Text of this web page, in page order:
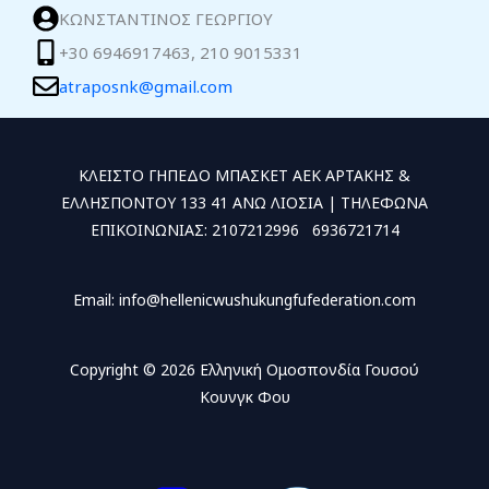
ΚΩΝΣΤΑΝΤΙΝΟΣ ΓΕΩΡΓΙΟΥ
+30 6946917463, 210 9015331
atraposnk@gmail.com
ΚΛΕΙΣΤΟ ΓΗΠΕΔΟ ΜΠΑΣΚΕΤ ΑΕΚ ΑΡΤΑΚΗΣ &
ΕΛΛΗΣΠΟΝΤΟΥ 133 41 ΑΝΩ ΛΙΟΣΙΑ | ΤΗΛΕΦΩΝΑ
ΕΠΙΚΟΙΝΩΝΙΑΣ: 2107212996 6936721714
Email: info@hellenicwushukungfufederation.com
Copyright © 2026 Ελληνική Ομοσπονδία Γουσού
Κουνγκ Φου